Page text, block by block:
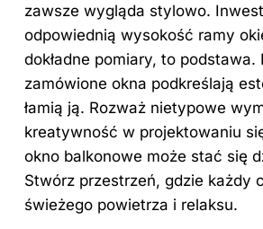
zawsze wygląda stylowo.
odpowiednią wysokość ramy
dokładne pomiary, to podstawa.
zamówione okna podkreślają
łamią ją. Rozważ nietypowe
kreatywność w projektowaniu
okno balkonowe może stać się
Stwórz przestrzeń, gdzie każdy
świeżego powietrza i relaksu.